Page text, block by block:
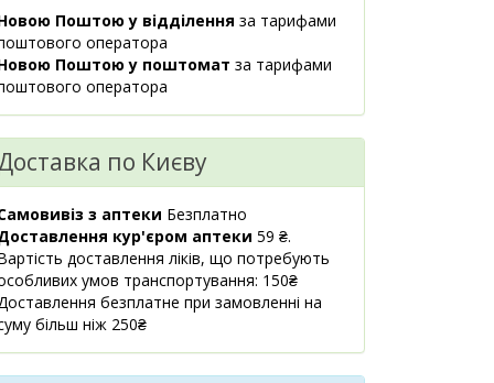
08:00-20:00
маршрут
м.Київ,
м.Київ,
вул.Драгомирова
Михайла, 2А
прим.412
08:00-21:00
маршрут
3 шт.
145.40 ₴
Поштою у відділення за тарифами
оператора
Поштою у поштомат за тарифами
оператора
по Києву
з аптеки Безплатно
кур'єром аптеки 59 ₴.
доставлення ліків, що потребують
умов транспортування: 150₴
безплатне при замовленні на
більш ніж 250₴